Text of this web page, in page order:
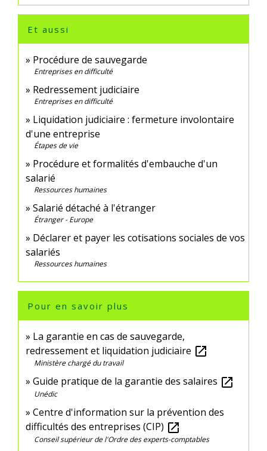
Et aussi
Procédure de sauvegarde
Entreprises en difficulté
Redressement judiciaire
Entreprises en difficulté
Liquidation judiciaire : fermeture involontaire
d'une entreprise
Étapes de vie
Procédure et formalités d'embauche d'un
salarié
Ressources humaines
Salarié détaché à l'étranger
Étranger - Europe
Déclarer et payer les cotisations sociales de vos
salariés
Ressources humaines
Pour en savoir plus
La garantie en cas de sauvegarde,
redressement et liquidation judiciaire open_in_new
Ministère chargé du travail
Guide pratique de la garantie des salaires open_in_new
Unédic
Centre d'information sur la prévention des
difficultés des entreprises (CIP) open_in_new
Conseil supérieur de l'Ordre des experts-comptables